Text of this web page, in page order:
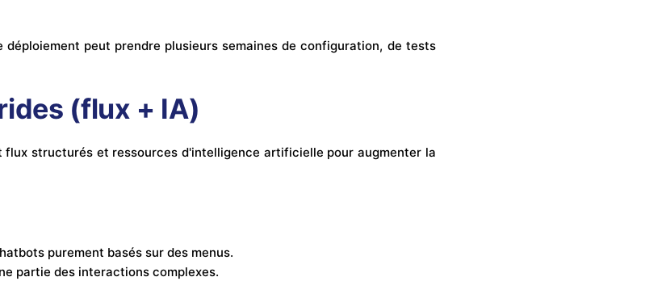
peut prendre plusieurs semaines de configuration, de tests
(flux + IA)
flux structurés et ressources d'intelligence artificielle pour augmenter la
purement basés sur des menus.
partie des interactions complexes.